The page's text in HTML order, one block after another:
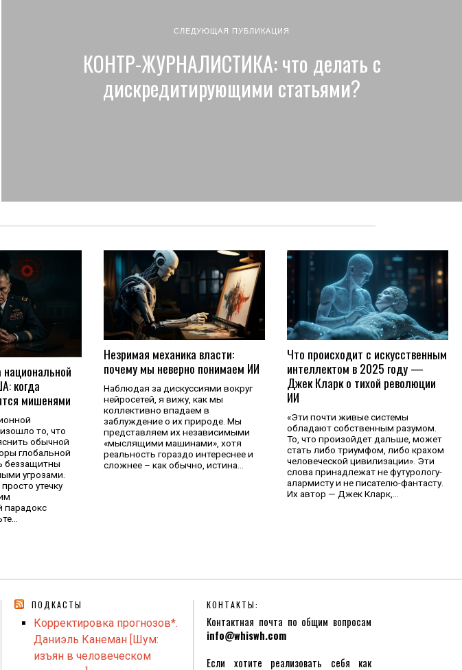
СЛЕДУЮЩАЯ ПУБЛИКАЦИЯ
КОНТР-ЖУРНАЛИСТИКА: что делать с
дискредитирующими статьями?
когда
мишенями
то, что
обычной
глобальной
беззащитны
угрозами.
утечку
парадокс
Незримая механика власти:
почему мы неверно понимаем ИИ
Наблюдая за дискуссиями вокруг
нейросетей, я вижу, как мы
коллективно впадаем в
заблуждение о их природе. Мы
представляем их независимыми
«мыслящими машинами», хотя
реальность гораздо интереснее и
сложнее – как обычно, истина…
Что происходит с искусственным
интеллектом в 2025 году —
Джек Кларк о тихой революции
ИИ
«Эти почти живые системы
обладают собственным разумом.
То, что произойдет дальше, может
стать либо триумфом, либо крахом
человеческой цивилизации». Эти
слова принадлежат не футурологу-
алармисту и не писателю-фантасту.
Их автор — Джек Кларк,…
ПОДКАСТЫ
Корректировка прогнозов*.
Даниэль Канеман [Шум:
изъян в человеческом
КОНТАКТЫ:
Контактная почта по общим вопросам
info@whiswh.com
Если хотите реализовать себя как